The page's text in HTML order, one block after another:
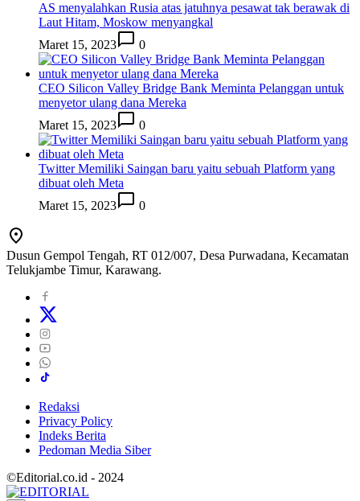
AS menyalahkan Rusia atas jatuhnya pesawat tak berawak di
Laut Hitam, Moskow menyangkal
Maret 15, 2023
0
CEO Silicon Valley Bridge Bank Meminta Pelanggan untuk
menyetor ulang dana Mereka
Maret 15, 2023
0
Twitter Memiliki Saingan baru yaitu sebuah Platform yang
dibuat oleh Meta
Maret 15, 2023
0
Dusun Gempol Tengah, RT 012/007, Desa Purwadana, Kecamatan
Telukjambe Timur, Karawang.
Redaksi
Privacy Policy
Indeks Berita
Pedoman Media Siber
©Editorial.co.id - 2024